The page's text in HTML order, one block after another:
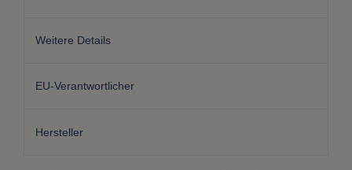
Weitere Details
EU-Verantwortlicher
Hersteller